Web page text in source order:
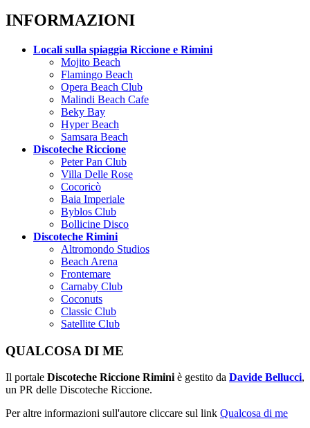
INFORMAZIONI
Locali sulla spiaggia Riccione e Rimini
Mojito Beach
Flamingo Beach
Opera Beach Club
Malindi Beach Cafe
Beky Bay
Hyper Beach
Samsara Beach
Discoteche Riccione
Peter Pan Club
Villa Delle Rose
Cocoricò
Baia Imperiale
Byblos Club
Bollicine Disco
Discoteche Rimini
Altromondo Studios
Beach Arena
Frontemare
Carnaby Club
Coconuts
Classic Club
Satellite Club
QUALCOSA DI ME
Il portale Discoteche Riccione Rimini è gestito da Davide Bellucci,
un PR delle Discoteche Riccione.
Per altre informazioni sull'autore cliccare sul link Qualcosa di me